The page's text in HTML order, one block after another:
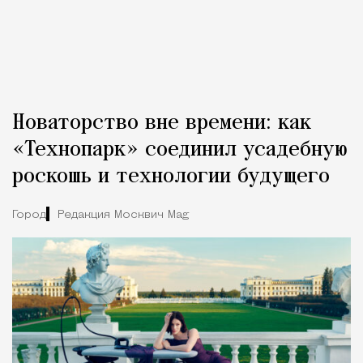
Новаторство вне времени: как
«Технопарк» соединил усадебную
роскошь и технологии будущего
Город Редакция Москвич Mag